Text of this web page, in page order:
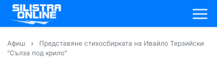
Афиш ›
Представяне стихосбирката на Ивайло Терзийски
"Сълза под крило"